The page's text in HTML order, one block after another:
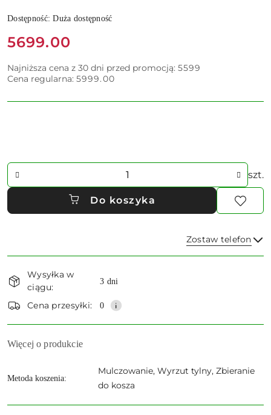
Dostępność:Duża dostępność
Cena:
5699.00
Najniższa cena z 30 dni przed promocją: 5599
Cena regularna: 5999.00
szt.
Do koszyka
Zostaw telefon
i
dostawa
Wysyłka w
ciągu:
3 dni
Cena przesyłki: 0
Więcej o produkcie
Metoda koszenia:
Mulczowanie, Wyrzut tylny, Zbieranie
do kosza